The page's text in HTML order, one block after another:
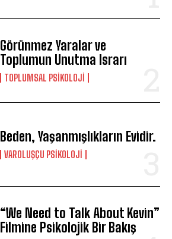
Görünmez Yaralar ve
Toplumun Unutma Israrı
TOPLUMSAL PSIKOLOJI
Beden, Yaşanmışlıkların Evidir.
VAROLUŞÇU PSIKOLOJI
“We Need to Talk About Kevin”
Filmine Psikolojik Bir Bakış